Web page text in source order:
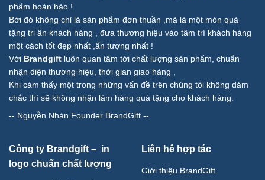
phẩm hoàn hảo !
Bởi đó không chỉ là sản phẩm đơn thuần ,mà là một món quà
tặng tri ân khách hàng , đưa thương hiệu vào tâm trí khách hàng
một cách tốt đẹp nhất ,ấn tượng nhất !
Với Brandgift luôn quan tâm tới chất lượng sản phẩm, chuẩn
nhận diện thương hiệu, thời gian giao hàng ,
Khi cảm thấy một trong những vấn đề trên chúng tôi không dám
chắc thì sẽ không nhận làm hàng quà tặng cho khách hàng.
-- Nguyễn Nhàn Founder BrandGift --
Công ty Brandgift – in
logo chuẩn chất lượng
Liên hê hợp tác
Giới thiệu BrandGift